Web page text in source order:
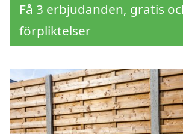
Få 3 erbjudanden, gratis
förpliktelser